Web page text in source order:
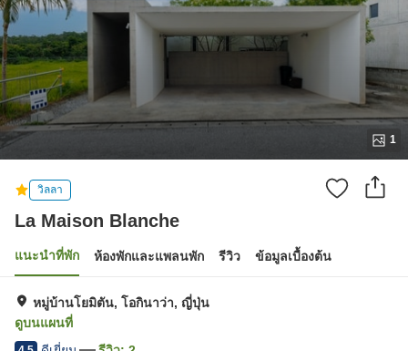
1
วิลลา
La Maison Blanche
แนะนำที่พัก ห้องพักและแพลนพัก รีวิว ข้อมูลเบื้องต้น
หมู่บ้านโยมิตัน, โอกินาว่า, ญี่ปุ่น
ดูบนแผนที่